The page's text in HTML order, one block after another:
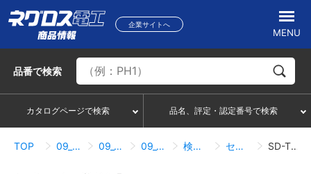
企業サイトへ
MENU
品番で検索
カタログページで検索 品名、評定・認定番号で検索
TOP 09_ダクト・メタルモール 09_09_鋼製トラフ 09_09_05_セパレーター 検索結果一覧 セパレーター継ぎ金具 SD-TRFDF180G